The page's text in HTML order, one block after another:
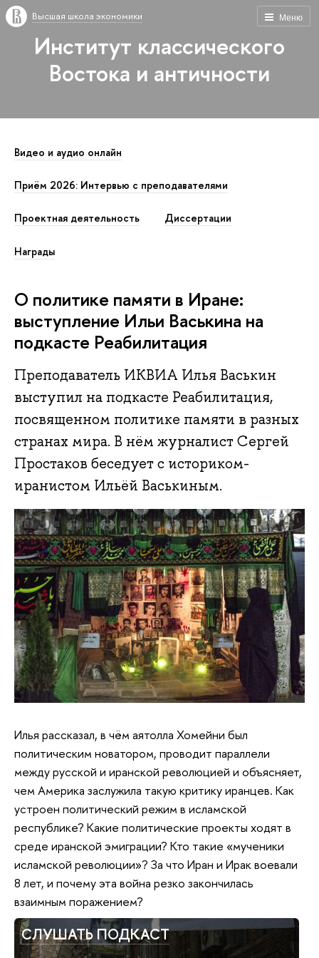
Меню
Высшая школа экономики
Институт классического
Востока и античности
Видео и аудио онлайн
Приём 2026: Интервью с преподавателями
Проектная деятельность Диссертации
Награды
О политике памяти в Иране:
выступление Ильи Васькина на
подкасте Реабилитация
Преподаватель ИКВИА Илья Васькин
выступил на подкасте Реабилитация,
посвященном политике памяти в разных
странах мира. В нём журналист Сергей
Простаков беседует с историком-
иранистом Ильёй Васькиным.
Илья рассказал, в чём аятолла Хомейни был
политическим новатором, проводит параллели
между русской и иранской революцией и объясняет,
чем Америка заслужила такую критику иранцев. Как
устроен политический режим в исламской
республике? Какие политические проекты ходят в
среде иранской эмиграции? Кто такие «мученики
исламской революции»? За что Иран и Ирак воевали
8 лет, и почему эта война резко закончилась
взаимным поражением?
СЛУШАТЬ ПОДКАСТ